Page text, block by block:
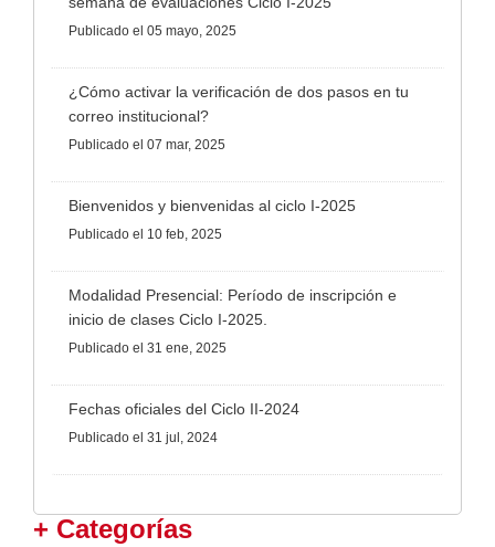
Publicado el 05 mayo, 2025
¿Cómo activar la verificación de dos pasos en tu
correo institucional?
Publicado el 07 mar, 2025
Bienvenidos y bienvenidas al ciclo I-2025
Publicado el 10 feb, 2025
Modalidad Presencial: Período de inscripción e
inicio de clases Ciclo I-2025.
Publicado el 31 ene, 2025
Fechas oficiales del Ciclo II-2024
Publicado el 31 jul, 2024
+ Categorías